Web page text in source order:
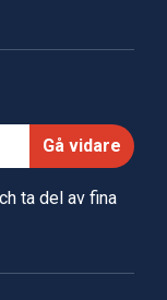
Gå vidare
ta del av fina